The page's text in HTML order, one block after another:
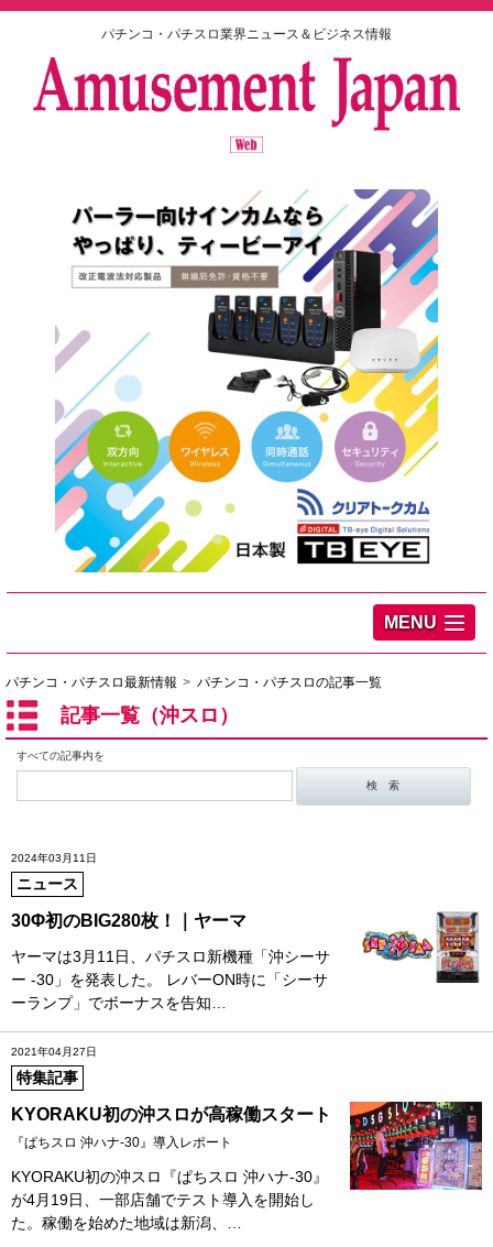
パチンコ・パチスロ業界ニュース＆ビジネス情報
MENU
パチンコ・パチスロ最新情報 パチンコ・パチスロの記事一覧
記事一覧（沖スロ）
すべての記事内を
2024年03月11日
ニュース
30Φ初のBIG280枚！｜ヤーマ
ヤーマは3月11日、パチスロ新機種「沖シーサ
ー -30」を発表した。 レバーON時に「シーサ
ーランプ」でボーナスを告知…
2021年04月27日
特集記事
KYORAKU初の沖スロが高稼働スタート
『ぱちスロ 沖ハナ‐30』導入レポート
KYORAKU初の沖スロ『ぱちスロ 沖ハナ‐30』
が4月19日、一部店舗でテスト導入を開始し
た。稼働を始めた地域は新潟、…